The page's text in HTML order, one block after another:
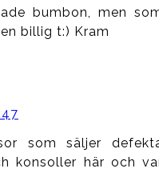
bumbon, men
billig t:) Kram
som säljer
konsoller här och